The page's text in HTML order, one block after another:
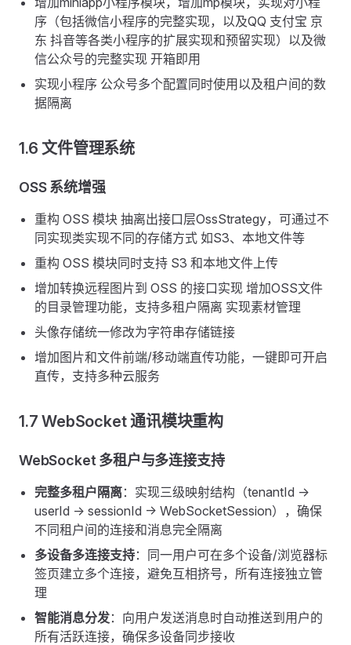
序（包括微信小程序的完整实现，以及QQ 支付宝 京
东 抖音等各类小程序的扩展实现和预留实现）以及微
信公众号的完整实现 开箱即用
实现小程序 公众号多个配置同时使用以及租户间的数
据隔离
1.6 文件管理系统
OSS 系统增强
重构 OSS 模块 抽离出接口层OssStrategy，可通过不
同实现类实现不同的存储方式 如S3、本地文件等
重构 OSS 模块同时支持 S3 和本地文件上传
增加转换远程图片到 OSS 的接口实现 增加OSS文件
的目录管理功能，支持多租户隔离 实现素材管理
头像存储统一修改为字符串存储链接
增加图片和文件前端/移动端直传功能，一键即可开启
直传，支持多种云服务
1.7 WebSocket 通讯模块重构
WebSocket 多租户与多连接支持
完整多租户隔离：实现三级映射结构（tenantId ->
userId -> sessionId -> WebSocketSession），确保
不同租户间的连接和消息完全隔离
多设备多连接支持：同一用户可在多个设备/浏览器标
签页建立多个连接，避免互相挤号，所有连接独立管
理
智能消息分发：向用户发送消息时自动推送到用户的
所有活跃连接，确保多设备同步接收